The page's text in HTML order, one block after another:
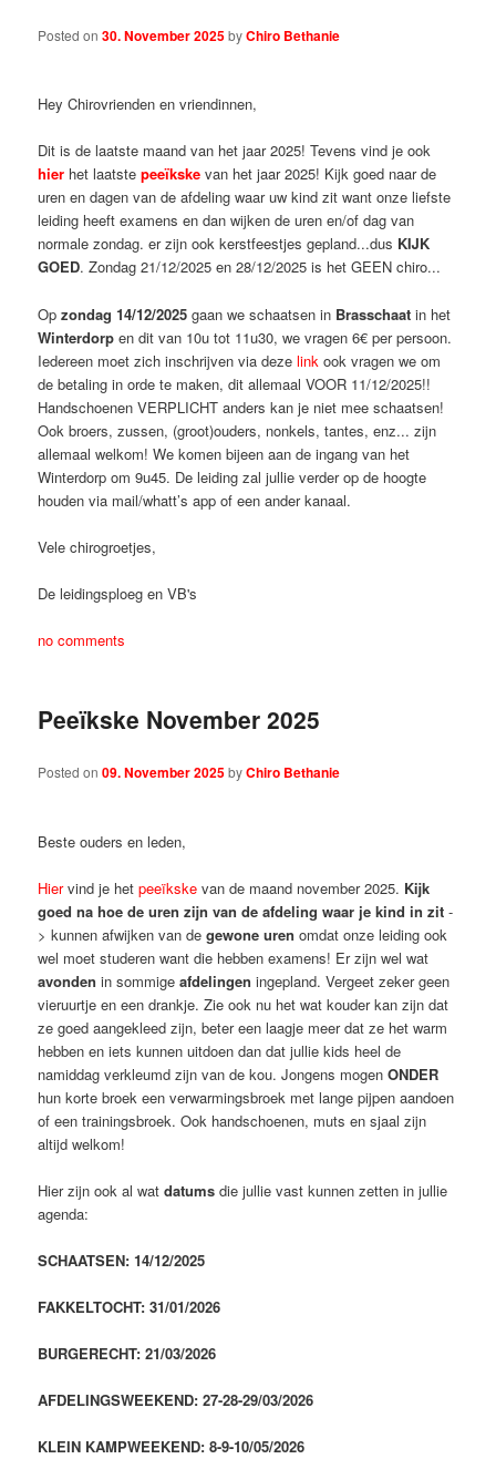
Posted on30. November 2025byChiro Bethanie
Hey Chirovrienden en vriendinnen,
Dit is de laatste maand van het jaar 2025! Tevens vind je ook
hier het laatstepeeïkske van het jaar 2025! Kijk goed naar de
uren en dagen van de afdeling waar uw kind zit want onze liefste
leiding heeft examens en dan wijken de uren en/of dag van
normale zondag. er zijn ook kerstfeestjes gepland...dus KIJK
GOED. Zondag 21/12/2025 en 28/12/2025 is het GEEN chiro...
Opzondag 14/12/2025 gaan we schaatsen in Brasschaat in het
Winterdorp en dit van 10u tot 11u30, we vragen 6€ per persoon.
Iedereen moet zich inschrijven via dezelink ook vragen we om
de betaling in orde te maken, dit allemaal VOOR 11/12/2025!!
Handschoenen VERPLICHT anders kan je niet mee schaatsen!
Ook broers, zussen, (groot)ouders, nonkels, tantes, enz... zijn
allemaal welkom! We komen bijeen aan de ingang van het
Winterdorp om 9u45. De leiding zal jullie verder op de hoogte
houden via mail/whatt’s app of een ander kanaal.
Vele chirogroetjes,
De leidingsploeg en VB's
no comments
Peeïkske November 2025
Posted on09. November 2025byChiro Bethanie
Beste ouders en leden,
Hiervind je hetpeeïkske van de maand november 2025. Kijk
goed na hoe de uren zijn van de afdeling waar je kind in zit -
> kunnen afwijken van degewone uren omdat onze leiding ook
wel moet studeren want die hebben examens! Er zijn wel wat
avonden in sommigeafdelingen ingepland. Vergeet zeker geen
vieruurtje en een drankje. Zie ook nu het wat kouder kan zijn dat
ze goed aangekleed zijn, beter een laagje meer dat ze het warm
hebben en iets kunnen uitdoen dan dat jullie kids heel de
namiddag verkleumd zijn van de kou. Jongens mogenONDER
hun korte broek een verwarmingsbroek met lange pijpen aandoen
of een trainingsbroek. Ook handschoenen, muts en sjaal zijn
altijd welkom!
Hier zijn ook al watdatums die jullie vast kunnen zetten in jullie
agenda:
SCHAATSEN: 14/12/2025
FAKKELTOCHT: 31/01/2026
BURGERECHT: 21/03/2026
AFDELINGSWEEKEND: 27-28-29/03/2026
KLEIN KAMPWEEKEND: 8-9-10/05/2026